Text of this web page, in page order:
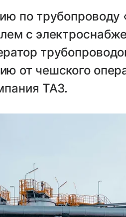
по
с
от чешского
TA3.